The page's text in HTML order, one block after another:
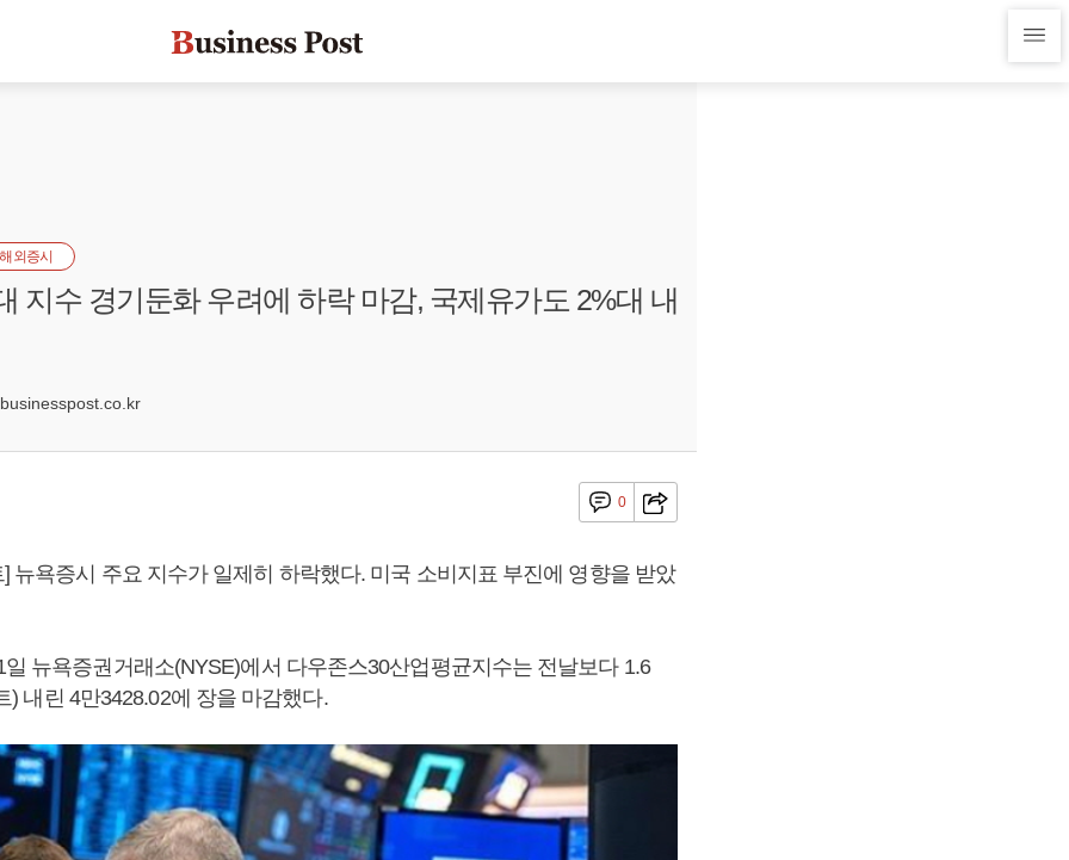
해외증시
지수 경기둔화 우려에 하락 마감, 국제유가도 2%대 내
0
뉴욕증시 주요 지수가 일제히 하락했다. 미국 소비지표 부진에 영향을 받았
뉴욕증권거래소(NYSE)에서 다우존스30산업평균지수는 전날보다 1.6
) 내린 4만3428.02에 장을 마감했다.